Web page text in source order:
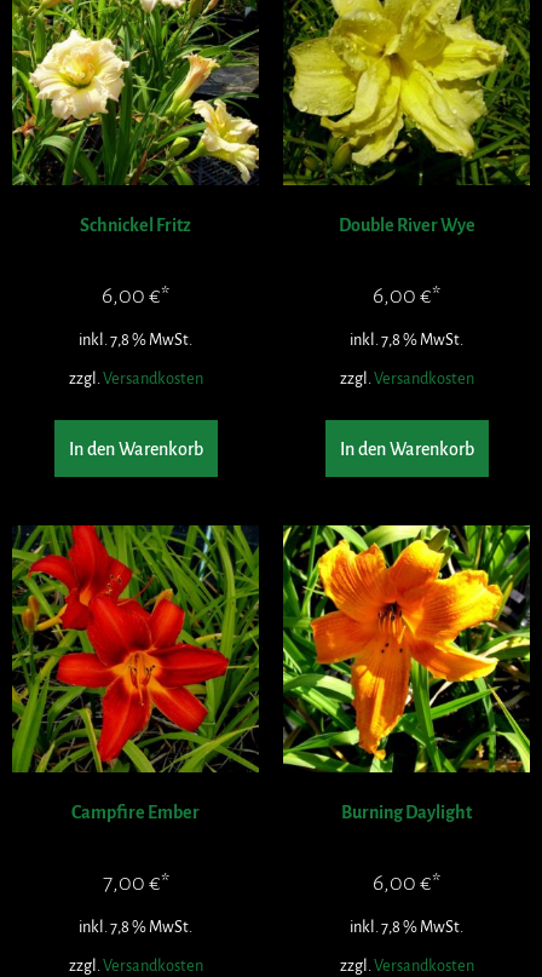
Schnickel Fritz
6,00 €
inkl. 7,8 % MwSt.
zzgl.Versandkosten
In den Warenkorb
Double River Wye
6,00 €
inkl. 7,8 % MwSt.
zzgl.Versandkosten
In den Warenkorb
Campfire Ember
7,00 €
inkl. 7,8 % MwSt.
zzgl.Versandkosten
Burning Daylight
6,00 €
inkl. 7,8 % MwSt.
zzgl.Versandkosten